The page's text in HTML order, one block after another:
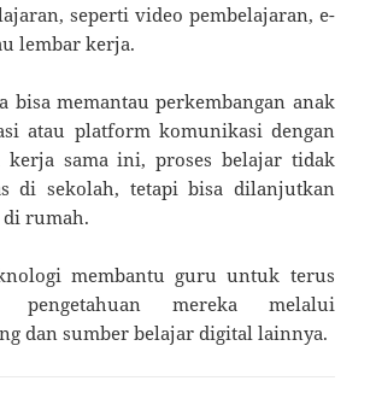
seperti video pembelajaran, e-
lembar kerja.
bisa memantau perkembangan anak
atau platform komunikasi dengan
kerja sama ini, proses belajar tidak
di sekolah, tetapi bisa dilanjutkan
rumah.
membantu guru untuk terus
pengetahuan mereka melalui
dan sumber belajar digital lainnya.